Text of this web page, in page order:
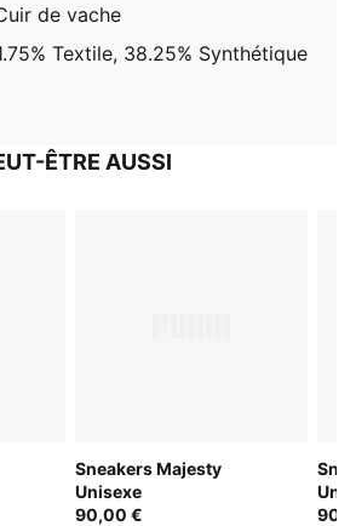
de vache
Textile, 38.25% Synthétique
ÊTRE AUSSI
Sneakers Majesty
Unisexe
90,00 €